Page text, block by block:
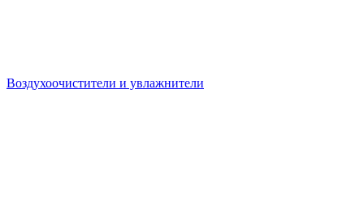
Воздухоочистители и увлажнители